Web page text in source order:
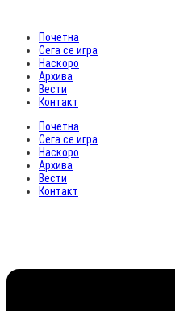
Почетна
Сега се игра
Наскоро
Архива
Вести
Контакт
Почетна
Сега се игра
Наскоро
Архива
Вести
Контакт